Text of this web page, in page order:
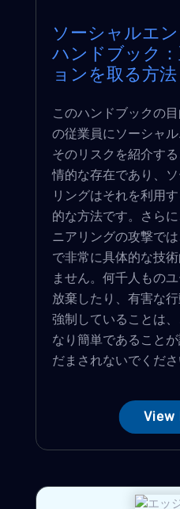
ソーシャルエ
ハンドブック
ョンを取る方法
このハンドブックの
の従業員にソーシャ
そのリスクを紹介す
情的な存在であり、
リングはそれを利用
的な方法です。さら
ニアリングの攻撃で
で非常に具体的な技
ません。何千人もの
放棄したり、有害な
強制していることは
なり簡単であること
だまされないでくださ
View